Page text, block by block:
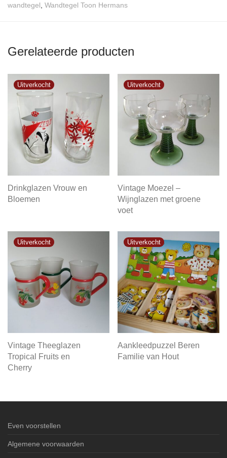
wandtegel Wandtegel Toon Hermans
Gerelateerde producten
Drinkglazen Vrouw en
Bloemen
Vintage Moezel –
Wijnglazen met groene
voet
Vintage Theeglazen
Tropical Fruits en
Cherry
Aankleedpuzzel Beren
Familie van Hout
Even voorstellen
Algemene voorwaarden